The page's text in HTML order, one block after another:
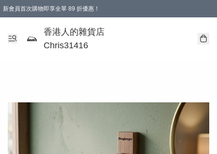
新會員首次購物即享全單 89 折優惠！
購物滿 HKD 499.00即享免運費優惠！（適用於 本地送貨、本地取貨 )
【滿 $300 專屬驚喜：無聲信物（最後一批）】
香港人的雜貨店
Chris31416